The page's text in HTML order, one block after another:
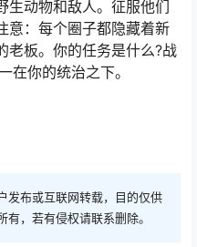
生动物和敌人。征服他们
意：每个圈子都隐藏着新
老板。你的任务是什么?战
在你的统治之下。
发布或互联网转载，目的仅供
，若有侵权请联系删除。